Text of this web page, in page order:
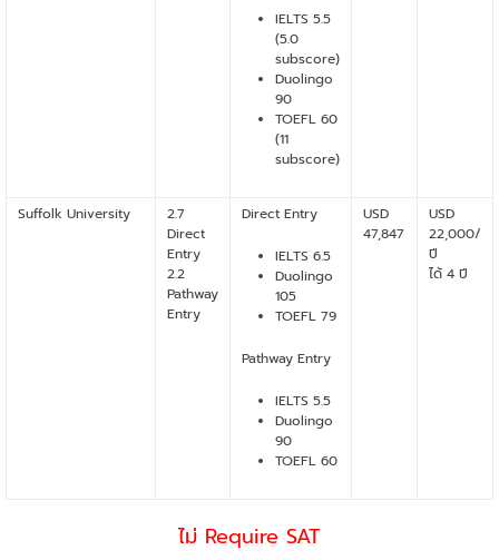
IELTS 5.5
(5.0
subscore)
Duolingo
90
TOEFL 60
(11
subscore)
Suffolk University
2.7
Direct
Entry
2.2
Pathway
Entry
Direct Entry
IELTS 6.5
Duolingo
105
TOEFL 79
Pathway Entry
IELTS 5.5
Duolingo
90
TOEFL 60
USD
47,847
USD
22,000/
ปี
ได้ 4 ปี
ไม่ Require SAT